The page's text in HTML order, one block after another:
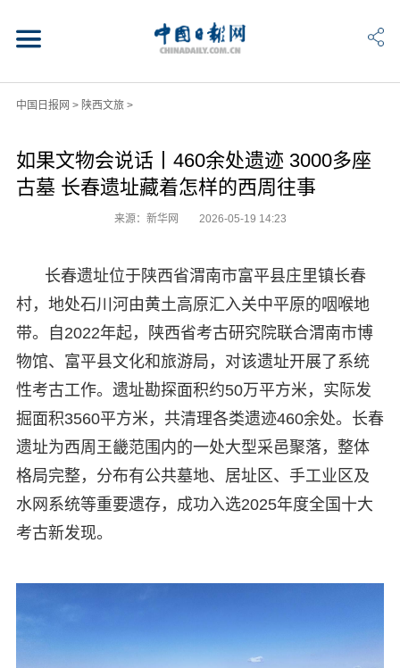
中国日报网 > 陕西文旅>
如果文物会说话丨460余处遗迹 3000多座
古墓 长春遗址藏着怎样的西周往事
来源：新华网 2026-05-19 14:23
长春遗址位于陕西省渭南市富平县庄里镇长春
村，地处石川河由黄土高原汇入关中平原的咽喉地
带。自2022年起，陕西省考古研究院联合渭南市博
物馆、富平县文化和旅游局，对该遗址开展了系统
性考古工作。遗址勘探面积约50万平方米，实际发
掘面积3560平方米，共清理各类遗迹460余处。长春
遗址为西周王畿范围内的一处大型采邑聚落，整体
格局完整，分布有公共墓地、居址区、手工业区及
水网系统等重要遗存，成功入选2025年度全国十大
考古新发现。